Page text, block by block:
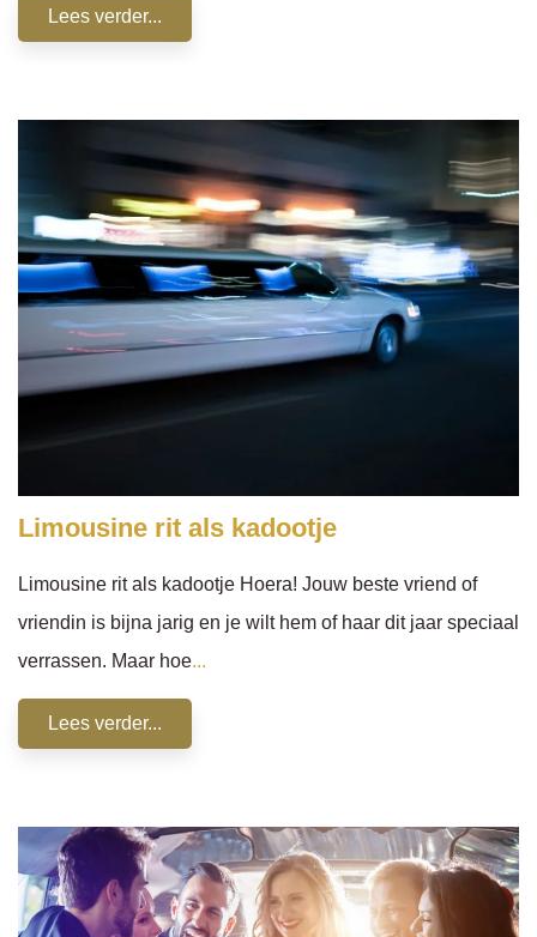
Lees verder...
Limousine rit als kadootje
Limousine rit als kadootje Hoera! Jouw beste vriend of
vriendin is bijna jarig en je wilt hem of haar dit jaar speciaal
verrassen. Maar hoe...
Lees verder...